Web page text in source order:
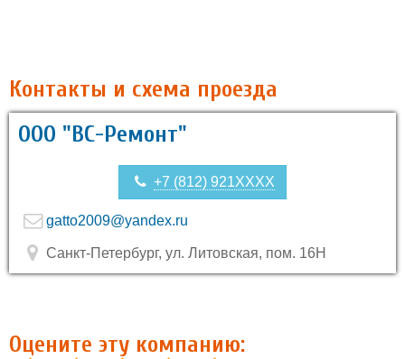
Контакты и схема проезда
ООО "ВС-Ремонт"
+7 (812) 921XXXX
gatto2009@yandex.ru
Санкт-Петербург, ул. Литовская, пом. 16Н
Оцените эту компанию: